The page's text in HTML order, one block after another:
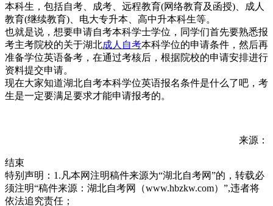
本科生，包括自考、成考、远程教育(网络教育及函授)、成人
教育(继续教育)、电大专升本、高中升本科生等。
也就是说，想要申请自考本科学士学位，同学们首先要熟悉报
考主考院校的关于湖北成人自考本科学位的申请条件，然后再
准备学位英语备考，在通过考核后，根据院校的申请安排进行
资料提交申请。
现在大家知道湖北自考本科学位英语报名条件是什么了吧，考
生是一定要满足要求才能申请报考的。
来源：
结束
特别声明：1.凡本网注明稿件来源为“湖北自考网”的，转载必
须注明“稿件来源：湖北自考网（www.hbzkw.com）”,违者将
依法追究责任；